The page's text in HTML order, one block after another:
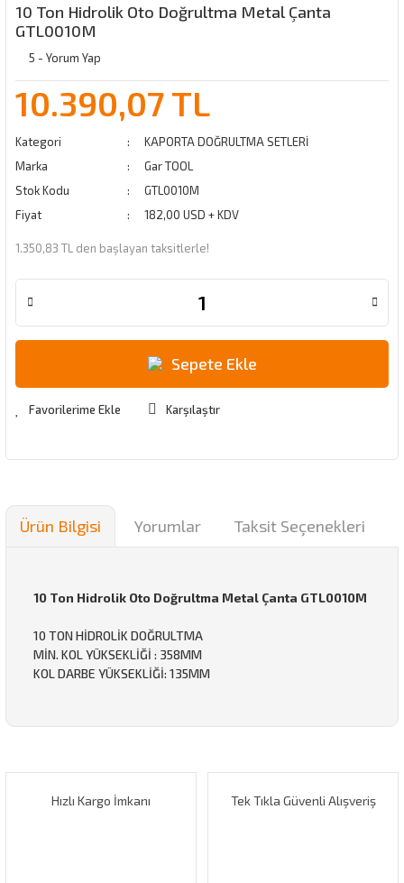
10 Ton Hidrolik Oto Doğrultma Metal Çanta
GTL0010M
5 - Yorum Yap
10.390,07 TL
Kategori
KAPORTA DOĞRULTMA SETLERİ
Marka
Gar TOOL
Stok Kodu
GTL0010M
Fiyat
182,00 USD + KDV
1.350,83 TL den başlayan taksitlerle!
Sepete Ekle
Karşılaştır
Ürün Bilgisi Yorumlar Taksit Seçenekleri
10 Ton Hidrolik Oto Doğrultma Metal Çanta GTL0010M
10 TON HİDROLİK DOĞRULTMA
MİN. KOL YÜKSEKLİĞİ : 358MM
KOL DARBE YÜKSEKLİĞİ: 135MM
Görüş ve önerileriniz için teşekkür ederiz.
Hızlı Kargo İmkanı Tek Tıkla Güvenli Alışveriş